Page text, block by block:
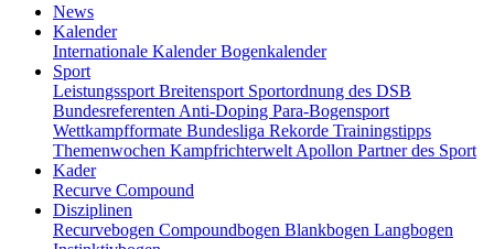
News
Kalender
Internationale KalenderBogenkalender
Sport
Leistungssport Breitensport Sportordnung des DSB
Bundesreferenten Anti-Doping Para-Bogensport
Wettkampfformate Bundesliga Rekorde Trainingstipps
Themenwochen Kampfrichterwelt Apollon Partner des Sport
Kader
Recurve Compound
Disziplinen
Recurvebogen Compoundbogen Blankbogen Langbogen